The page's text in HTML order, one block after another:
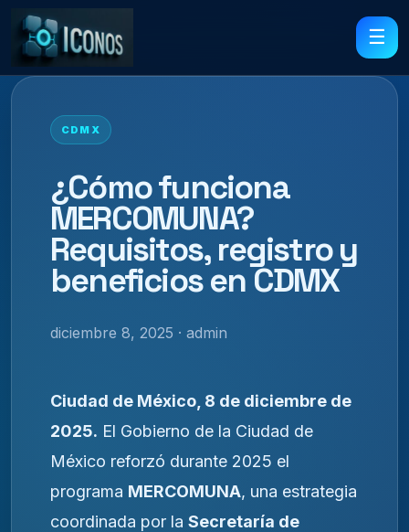
☰
CDMX
¿Cómo funciona
MERCOMUNA?
Requisitos, registro y
beneficios en CDMX
diciembre 8, 2025 · admin
Ciudad de México, 8 de diciembre de
2025. El Gobierno de la Ciudad de
México reforzó durante 2025 el
programa MERCOMUNA, una estrategia
coordinada por la Secretaría de